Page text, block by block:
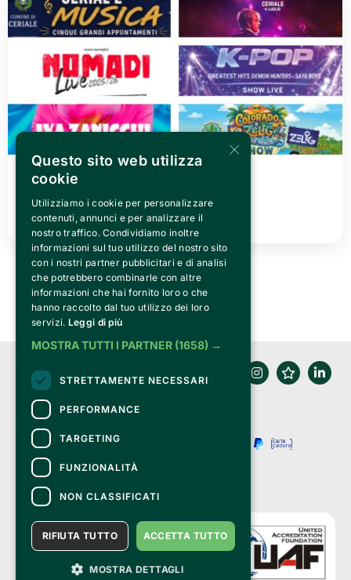
READ ALL
THURSDAY 02 JULY 2026
AGRISHOW 2026: three days of pure adrenaline!
READ ALL
MONDAY 15 JUNE 2026
Cerial'è Musica & Comici
READ ALL
×
Questo sito web utilizza
cookie
Utilizziamo i cookie per personalizzare
contenuti, annunci e per analizzare il
nostro traffico. Condividiamo inoltre
informazioni sul tuo utilizzo del nostro sito
con i nostri partner pubblicitari e di analisi
che potrebbero combinarle con altre
informazioni che hai fornito loro o che
hanno raccolto dal tuo utilizzo dei loro
servizi. Leggi di più
MOSTRA TUTTI I PARTNER (1658) →
STRETTAMENTE NECESSARI
PERFORMANCE
TARGETING
FUNZIONALITÀ
NON CLASSIFICATI
ACCETTA TUTTO
RIFIUTA TUTTO
MOSTRA DETTAGLI